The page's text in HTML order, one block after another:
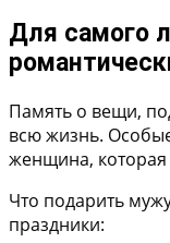
Для самого
Память о вещи,
всю жизнь.
женщина, которая
Что подарить
праздники: